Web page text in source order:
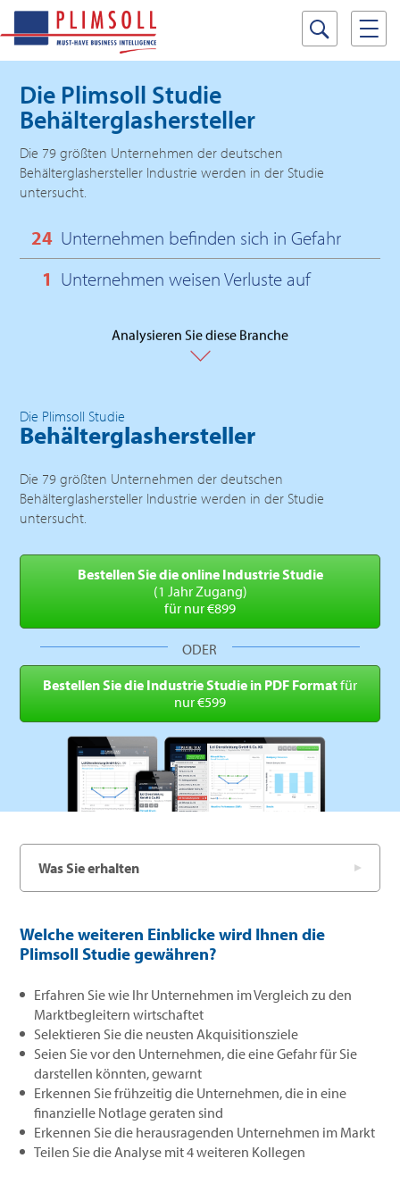
Die Plimsoll Studie
Behälterglashersteller
Die 79 größten Unternehmen der deutschen
Behälterglashersteller Industrie werden in der Studie
untersucht.
24 Unternehmen befinden sich in Gefahr
1 Unternehmen weisen Verluste auf
Analysieren Sie diese Branche
Die Plimsoll Studie
Behälterglashersteller
Die 79 größten Unternehmen der deutschen
Behälterglashersteller Industrie werden in der Studie
untersucht.
Bestellen Sie die online Industrie Studie
(1 Jahr Zugang)
für nur €899
ODER
Bestellen Sie die IndustrieStudie in PDF Formatfür
nur €599
Was Sie erhalten
Welche weiteren Einblicke wird Ihnen die
Plimsoll Studie gewähren?
Erfahren Sie wie Ihr Unternehmen im Vergleich zu den
Marktbegleitern wirtschaftet
Selektieren Sie die neusten Akquisitionsziele
Seien Sie vor den Unternehmen, die eine Gefahr für Sie
darstellen könnten, gewarnt
Erkennen Sie frühzeitig die Unternehmen, die in eine
finanzielle Notlage geraten sind
Erkennen Sie die herausragenden Unternehmen im Markt
Teilen Sie die Analyse mit 4 weiteren Kollegen